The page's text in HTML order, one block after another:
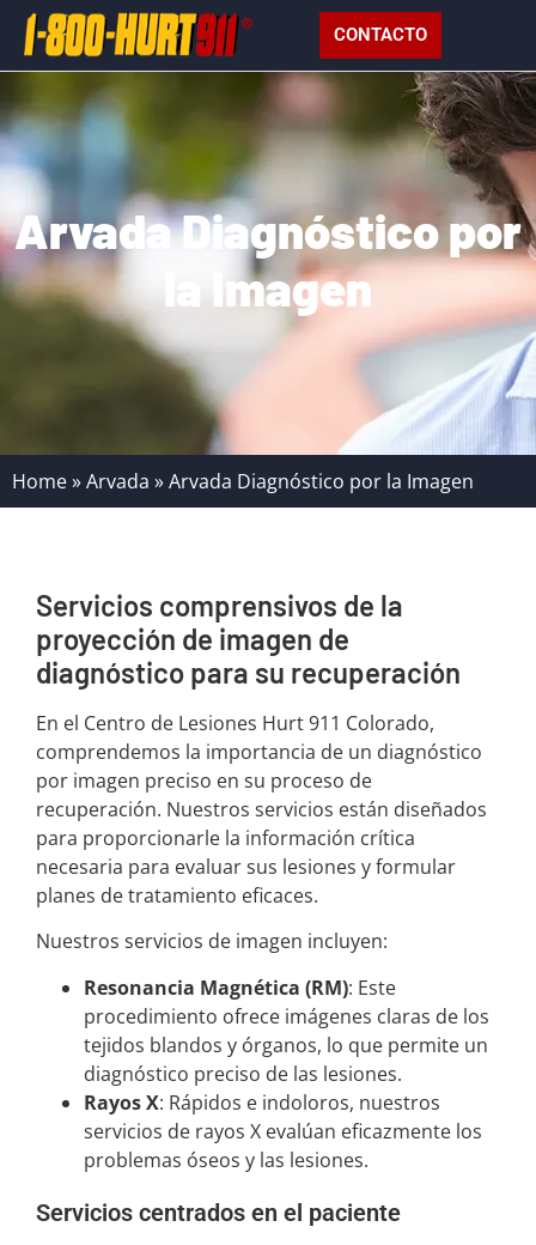
CONTACTO
Arvada Diagnóstico por
la Imagen
Home»Arvada »Arvada Diagnóstico por la Imagen
Servicios comprensivos de la
proyección de imagen de
diagnóstico para su recuperación
En el Centro de Lesiones Hurt 911 Colorado,
comprendemos la importancia de un diagnóstico
por imagen preciso en su proceso de
recuperación. Nuestros servicios están diseñados
para proporcionarle la información crítica
necesaria para evaluar sus lesiones y formular
planes de tratamiento eficaces.
Nuestros servicios de imagen incluyen:
Resonancia Magnética (RM): Este
procedimiento ofrece imágenes claras de los
tejidos blandos y órganos, lo que permite un
diagnóstico preciso de las lesiones.
Rayos X: Rápidos e indoloros, nuestros
servicios de rayos X evalúan eficazmente los
problemas óseos y las lesiones.
Servicios centrados en el paciente